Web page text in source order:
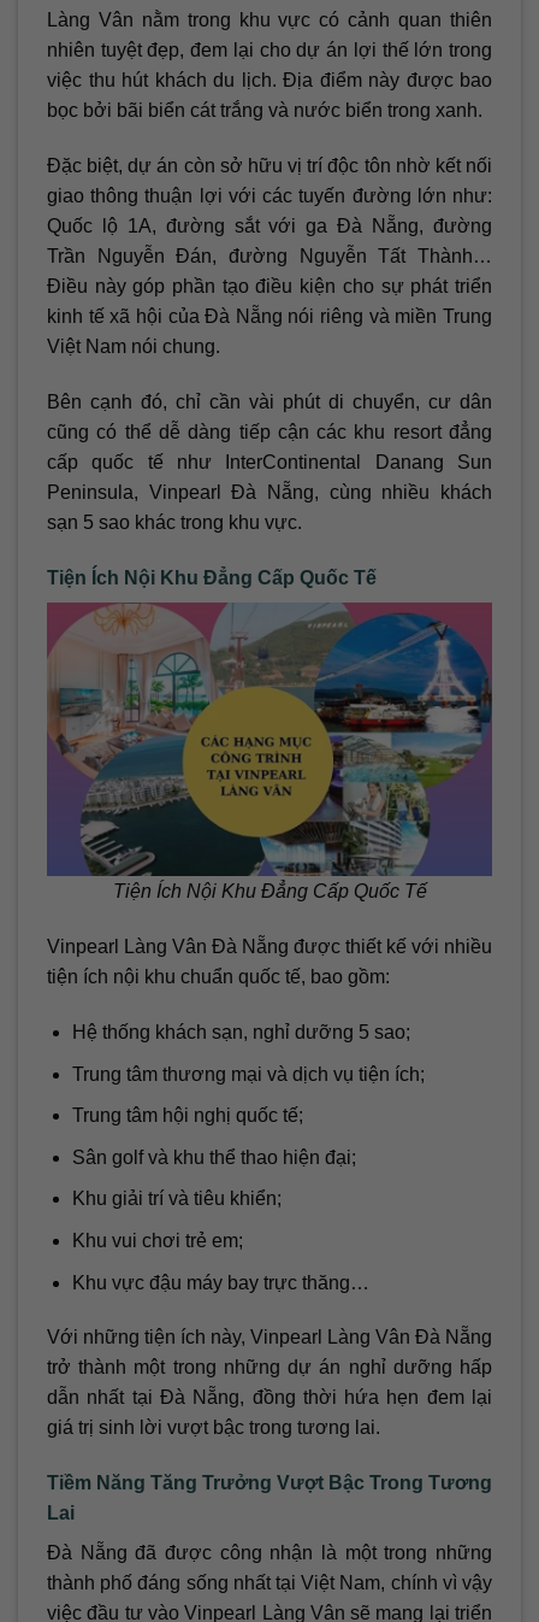
Làng Vân nằm trong khu vực có cảnh quan thiên
nhiên tuyệt đẹp, đem lại cho dự án lợi thế lớn trong
việc thu hút khách du lịch. Địa điểm này được bao
bọc bởi bãi biển cát trắng và nước biển trong xanh.
Đặc biệt, dự án còn sở hữu vị trí độc tôn nhờ kết nối
giao thông thuận lợi với các tuyến đường lớn như:
Quốc lộ 1A, đường sắt với ga Đà Nẵng, đường
Trần Nguyễn Đán, đường Nguyễn Tất Thành…
Điều này góp phần tạo điều kiện cho sự phát triển
kinh tế xã hội của Đà Nẵng nói riêng và miền Trung
Việt Nam nói chung.
Bên cạnh đó, chỉ cần vài phút di chuyển, cư dân
cũng có thể dễ dàng tiếp cận các khu resort đẳng
cấp quốc tế như InterContinental Danang Sun
Peninsula, Vinpearl Đà Nẵng, cùng nhiều khách
sạn 5 sao khác trong khu vực.
Tiện Ích Nội Khu Đẳng Cấp Quốc Tế
Tiện Ích Nội Khu Đẳng Cấp Quốc Tế
Vinpearl Làng Vân Đà Nẵng được thiết kế với nhiều
tiện ích nội khu chuẩn quốc tế, bao gồm:
Hệ thống khách sạn, nghỉ dưỡng 5 sao;
Trung tâm thương mại và dịch vụ tiện ích;
Trung tâm hội nghị quốc tế;
Sân golf và khu thể thao hiện đại;
Khu giải trí và tiêu khiển;
Khu vui chơi trẻ em;
Khu vực đậu máy bay trực thăng…
Với những tiện ích này, Vinpearl Làng Vân Đà Nẵng
trở thành một trong những dự án nghỉ dưỡng hấp
dẫn nhất tại Đà Nẵng, đồng thời hứa hẹn đem lại
giá trị sinh lời vượt bậc trong tương lai.
Tiềm Năng Tăng Trưởng Vượt Bậc Trong Tương
Lai
Đà Nẵng đã được công nhận là một trong những
thành phố đáng sống nhất tại Việt Nam, chính vì vậy
việc đầu tư vào Vinpearl Làng Vân sẽ mang lại triển